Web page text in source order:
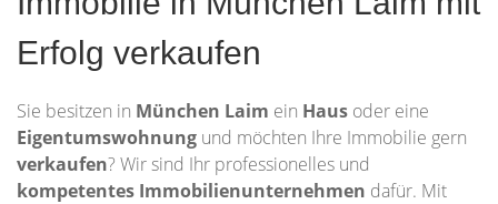
Erfolg verkaufen
Sie besitzen in München Laim ein Haus oder eine
Eigentumswohnung und möchten Ihre Immobilie gern
verkaufen? Wir sind Ihr professionelles und
kompetentes Immobilienunternehmen dafür. Mit